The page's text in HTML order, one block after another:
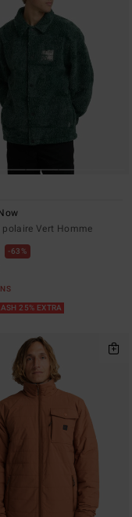
polaire Vert Homme
63%
25% EXTRA